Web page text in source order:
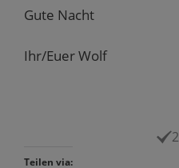
Gute Nacht
Ihr/Euer Wolf
2
Teilen via: